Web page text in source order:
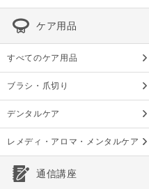
ケア用品
すべてのケア用品
ブラシ・爪切り
デンタルケア
レメディ・アロマ・メンタルケア
通信講座